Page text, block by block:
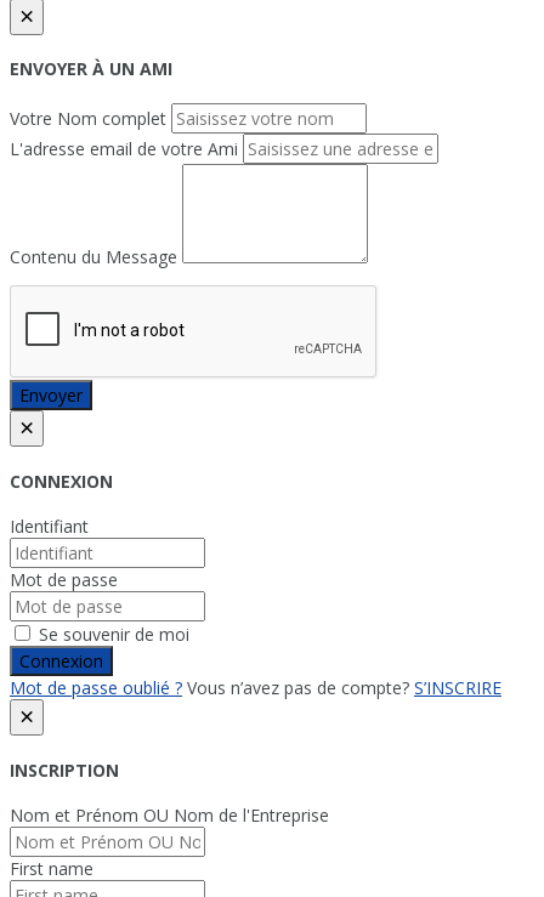
×
ENVOYER À UN AMI
Votre Nom complet
L'adresse email de votre Ami
Contenu du Message
Envoyer
×
CONNEXION
Identifiant
Mot de passe
Se souvenir de moi
Connexion
Mot de passe oublié ? Vous n’avez pas de compte? S’INSCRIRE
×
INSCRIPTION
Nom et Prénom OU Nom de l'Entreprise
First name